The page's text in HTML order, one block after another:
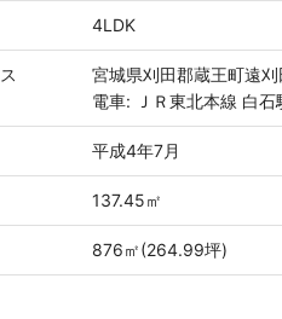
4LDK
宮城県刈田郡蔵王町遠
電車: ＪＲ東北本線 白石
平成4年7月
137.45㎡
876㎡(264.99坪)